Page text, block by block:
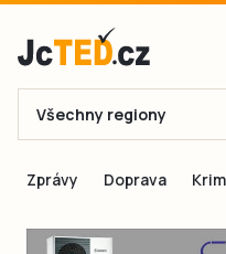
E-mail
Všechny regiony
Zprávy Doprava